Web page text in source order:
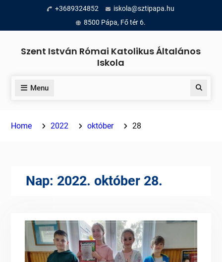
content
+3689324852
iskola@sztipapa.hu
8500 Pápa, Fő tér 6.
Szent István Római Katolikus Általános
Iskola
Menu Search
Home 2022 október 28
Nap: 2022. október 28.